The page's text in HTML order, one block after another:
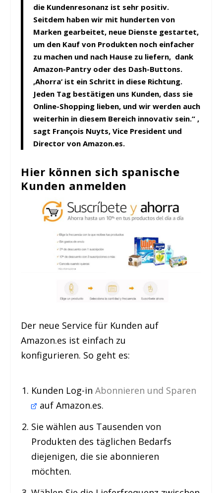
die Kundenresonanz ist sehr positiv.
Seitdem haben wir mit hunderten von
Marken gearbeitet, neue Dienste gestartet,
um den Kauf von Produkten noch einfacher
zu machen und nach Hause zu liefern, dank
Amazon-Pantry oder des Dash-Buttons.
‚Ahorra‘ ist ein Schritt in diese Richtung.
Jeden Tag bestätigen uns Kunden, dass sie
Online-Shopping lieben, und wir werden auch
weiterhin in diesem Bereich innovativ sein.“ ,
sagt François Nuyts, Vice President und
Director von Amazon.es.
Hier können sich spanische
Kunden anmelden
Der neue Service für Kunden auf
Amazon.es ist einfach zu
konfigurieren. So geht es:
Kunden Log-in Abonnieren und Sparen
auf Amazon.es.
Sie wählen aus Tausenden von
Produkten des täglichen Bedarfs
diejenigen, die sie abonnieren
möchten.